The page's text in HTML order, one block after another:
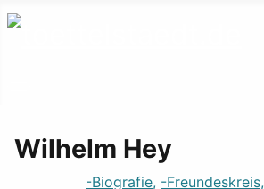
Wilhelm Hey
-Biografie, -Freundeskreis,